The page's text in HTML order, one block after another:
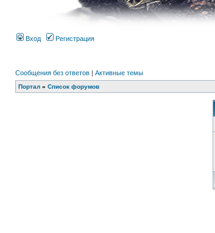
Вход Регистрация
Сообщения без ответов | Активные темы
Портал » Список форумов